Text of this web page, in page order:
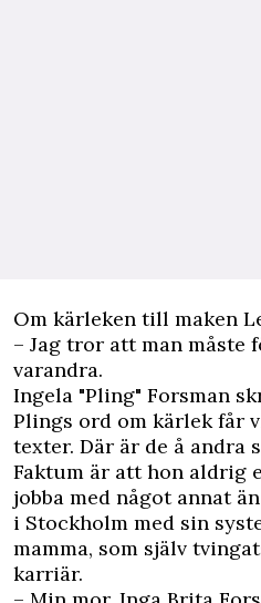
Om kärleken till maken
– Jag tror att man måste
varandra.
Ingela "Pling" Forsman
Plings ord om kärlek får
texter. Där är de å andra
Faktum är att hon aldrig
jobba med något annat
i Stockholm med sin
mamma, som själv
karriär.